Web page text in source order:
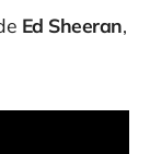
Ed Sheeran,